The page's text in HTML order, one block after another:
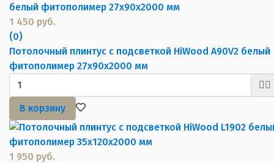
1 450 руб.
(0)
Потолочный плинтус с подсветкой HiWood A90V2 белый
фитополимер 27х90х2000 мм
В корзину
1 950 руб.